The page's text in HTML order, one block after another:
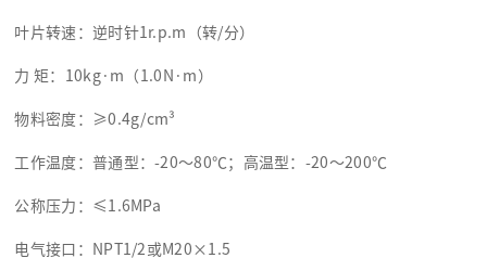
叶片转速：逆时针1r.p.m（转/分）
力 矩：10kg·m（1.0N·m）
物料密度：≥0.4g/cm³
工作温度：普通型：-20～80℃；高温型：-20～200℃
公称压力：≤1.6MPa
电气接口：NPT1/2或M20×1.5